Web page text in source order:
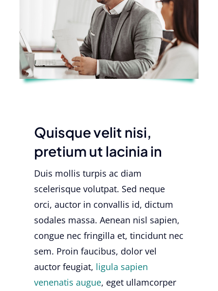
Quisque velit nisi,
pretium ut lacinia in
Duis mollis turpis ac diam
scelerisque volutpat. Sed neque
orci, auctor in convallis id, dictum
sodales massa. Aenean nisl sapien,
congue nec fringilla et, tincidunt nec
sem. Proin faucibus, dolor vel
auctor feugiat, ligula sapien
venenatis augue, eget ullamcorper